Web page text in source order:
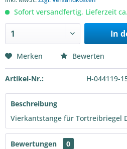
Sofort versandfertig, Lieferzeit
In
Merken Bewerten
Artikel-Nr.: H-044119-
Beschreibung
Vierkantstange für Tortreibriegel
Bewertungen
0